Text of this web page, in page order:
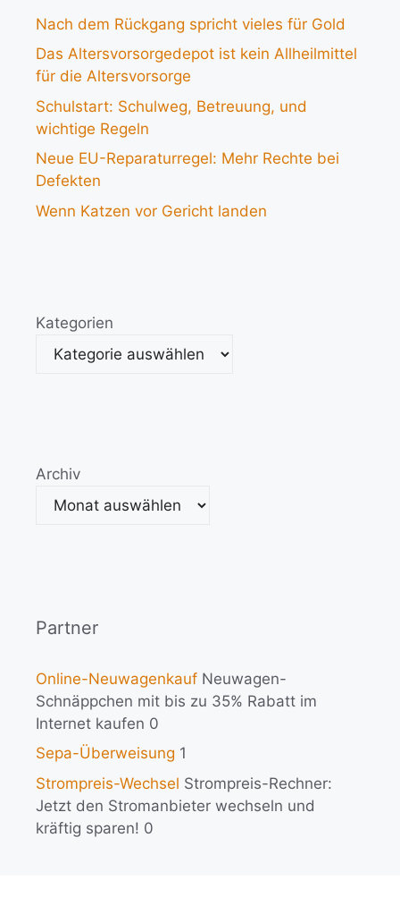
Nach dem Rückgang spricht vieles für Gold
Das Altersvorsorgedepot ist kein Allheilmittel
für die Altersvorsorge
Schulstart: Schulweg, Betreuung, und
wichtige Regeln
Neue EU-Reparaturregel: Mehr Rechte bei
Defekten
Wenn Katzen vor Gericht landen
Kategorien
Archiv
Partner
Online-Neuwagenkauf Neuwagen-
Schnäppchen mit bis zu 35% Rabatt im
Internet kaufen 0
Sepa-Überweisung 1
Strompreis-Wechsel Strompreis-Rechner:
Jetzt den Stromanbieter wechseln und
kräftig sparen! 0